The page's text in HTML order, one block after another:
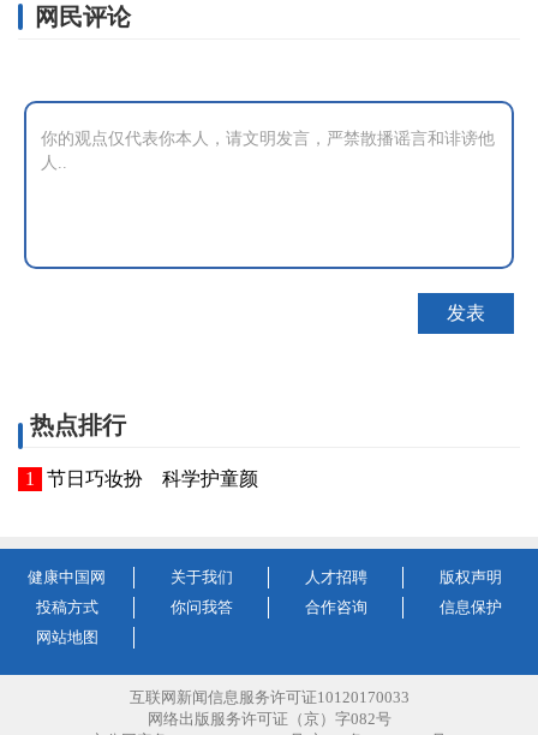
网民评论
热点排行
节日巧妆扮 科学护童颜
健康中国网 关于我们 人才招聘
版权声明
投稿方式
你问我答 合作咨询
信息保护
网站地图
互联网新闻信息服务许可证10120170033
网络出版服务许可证（京）字082号